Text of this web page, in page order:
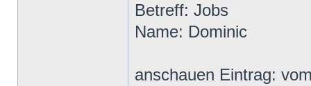
Betreff: Jobs
Name: Dominic
anschauen Eintrag: